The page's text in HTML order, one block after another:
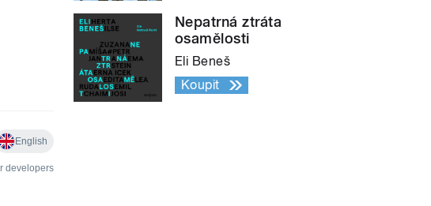
Nepatrná ztráta
osamělosti
Eli Beneš
Koupit